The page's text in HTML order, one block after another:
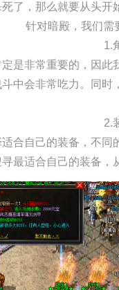
了，那么就要从头开
针对暗殿，我们需
1.
是非常重要的，因
中会非常吃力。同
2.
合自己的装备，不
最适合自己的装备，